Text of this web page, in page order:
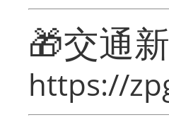
🎁交通
https://